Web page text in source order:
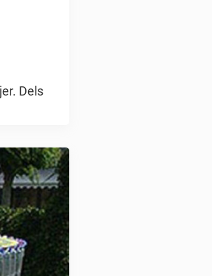
Dels